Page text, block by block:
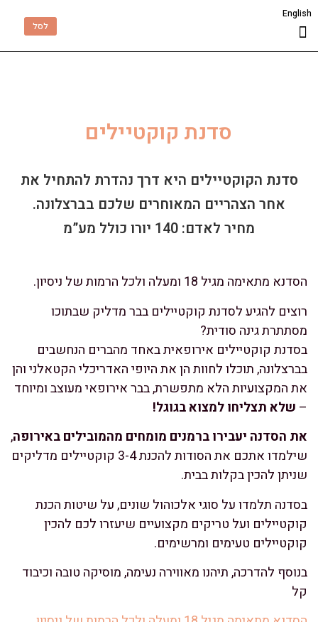
English
לסל
סדנת קוקטיילים
סדנת הקוקטיילים היא דרך נהדרת להתחיל את
אחר הצהריים המאוחרים שלכם בברצלונה.
מחיר לאדם: 140 יורו כולל מע”מ
הסדנא מתאימה מגיל 18 ומעלה ולכל הרמות של ניסיון.
רוצים להגיע לסדנת קוקטיילים בבר מדליק שבתוכו
מסתתרת גינה סודית?
בסדנת קוקטיילים אירופאית באחד מהברים הנחשבים
בברצלונה, תוכלו לחוות הן את היופי האדריכלי הקטאלני והן
את המקצועיות הלא מתפשרת, בבר אירופאי מעוצב ומיוחד
– שלא תצליחו למצוא בגוגל!
את הסדנה יעבירו ברמנים מומחים מהמובילים באירופה,
שילמדו אתכם את הסודות להכנת 3-4 קוקטיילים מדליקים
שניתן להכין בקלות בבית.
בסדנה תלמדו על סוגי אלכוהול שונים, על שיטות הכנת
קוקטיילים ועל טריקים מקצועיים שיעזרו לכם להכין
קוקטיילים טעימים ומרשימים.
בנוסף להדרכה, תיהנו מאווירה נעימה, מוסיקה טובה וכיבוד
קל